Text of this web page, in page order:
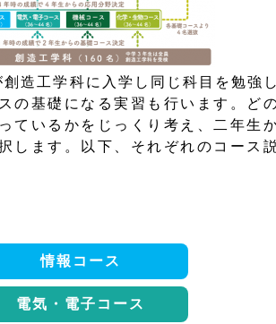
造工学科に入学し同じ科目を勉強
の基礎になる実習も行います。ど
ているかをじっくり考え、二年生
します。以下、それぞれのコース
情報コース
電気・電子コース